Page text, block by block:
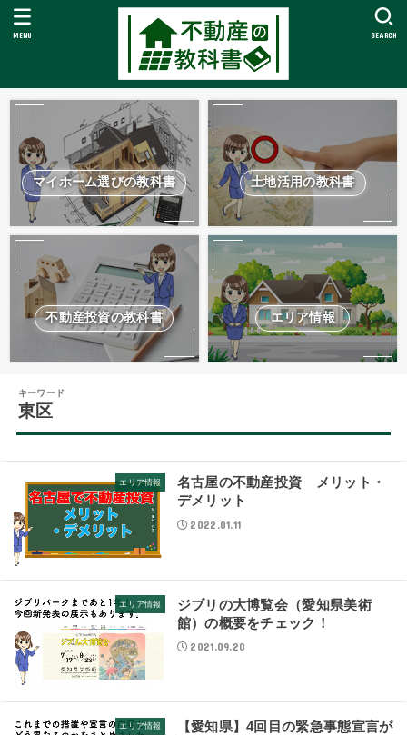
SEARCH
MENU
マイホーム選びの教科書 土地活用の教科書
不動産投資の教科書 エリア情報
キーワード
東区
エリア情報
名古屋の不動産投資 メリット・
デメリット
2022.01.11
エリア情報
ジブリの大博覧会（愛知県美術
館）の概要をチェック！
2021.09.20
エリア情報
【愛知県】4回目の緊急事態宣言が